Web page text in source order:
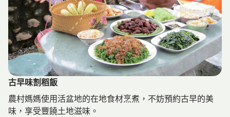
交通方式
【南下】
國道3號至名間交流道下→左轉台3線往集集水里方向→走
台16線至水里後右轉往蛇窯方向→過蛇窯後約2公里左轉台
21線→往日月潭方向走約10公里即抵頭社
【北上】
國道3號→國道6號至愛蘭交流道下→經由埔里走台21線往
日月潭→過商店區、水社壩及水社隧道即達頭社
古早味割稻飯
古早味割稻飯
農村媽媽使用活盆地的在地食材烹煮，不妨預約古早的美
味，享受豐饒土地滋味。